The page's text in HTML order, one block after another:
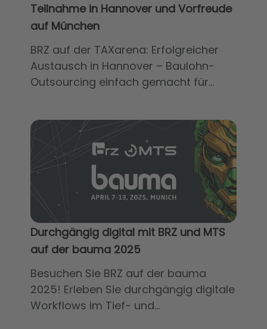
Teilnahme in Hannover und Vorfreude
auf München
BRZ auf der TAXarena: Erfolgreicher
Austausch in Hannover – Baulohn-
Outsourcing einfach gemacht für...
Durchgängig digital mit BRZ und MTS
auf der bauma 2025
Besuchen Sie BRZ auf der bauma
2025! Erleben Sie durchgängig digitale
Workflows im Tief- und...